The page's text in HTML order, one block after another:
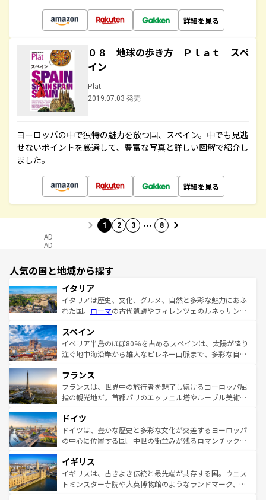
詳細を見る
０８ 地球の歩き方 Ｐｌａｔ スペ
イン
Plat
2019.07.03 発売
ヨーロッパの中で独特の魅力を放つ国、スペイン。中でも見逃
せないポイントを厳選して、豊富な写真と詳しい図解で紹介し
ました。
詳細を見る
1 2 3 … 8
AD
AD
人気の国と地域から探す
イタリア
イタリアは歴史、文化、グルメ、自然と多彩な魅力にあふ
れた国。 ローマの古代遺跡やフィレンツェのルネッサンス
ろん、トスカーナの美しい田園風景やアマルフィ海岸の絶
景など、自然景観も見逃せない。観光の合間には、本場の
ピザやパスタなど、絶品のイタリア料理を堪能することも
ませてくれるイタリアで、忘れられない旅をしてみよう！
なお、新着のイタリア情報はコンテンツ一覧 を参照してほ
しい。
スペイン
イベリア半島のほぼ80％を占めるスペインは、太陽が降り
注ぐ地中海沿岸から雄大なピレネー山脈まで、多彩な自然
文化が根付くこの国では、情熱的なフラメンコ、熱気あふ
れる闘牛、そして美味しいタパスが生活の一部となってい
る。首都マドリードの洗練された雰囲気や、バルセロナの
の城塞都市、穏やかなビーチリゾートまで多彩な表情を見
せる。地方によって風土や気候が異なるスペインはその個
性で訪れる人を魅了する。 なお、新着のスペイン情報はコ
フランス
フランスは、世界中の旅行者を魅了し続けるヨーロッパ屈
指の観光地だ。首都パリのエッフェル塔やルーブル美術館
で、幅広い魅力が詰まっている。華麗な宮殿、歴史的な大
聖堂、美しいビーチ、そして豊かな自然が、訪れる者を心
から魅了する。また、フランスは美食の国としても知ら
いる。シャンパンの発祥地であるランス、プロヴァンスの
香り高いラベンダー畑など、多彩な楽しみ方が可能だ。さ
らに、パリ以外の地域にも魅力が溢れており、どの街角に
ドイツ
ドイツは、豊かな歴史と多彩な文化が交差するヨーロッパ
の中心に位置する国。中世の街並みが残るロマンチック街
顔を持つこの国は、どこを歩いても飽きることがない。ベ
ルリンの文化的活気、バイエルン州のアルプスの絶景、そ
してライン川沿いのワイン畑といった風景は必見。ビール
イギリス
イギリスは、古きよき伝統と最先端が共存する国。ウェス
トミンスター寺院や大英博物館のようなランドマーク、歴